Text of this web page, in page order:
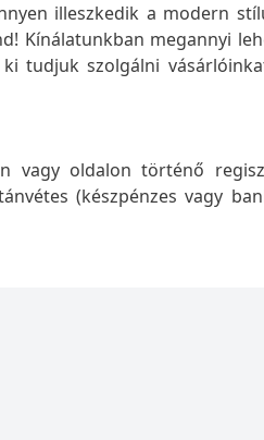
illeszkedik a modern
Kínálatunkban megannyi
tudjuk szolgálni
vagy oldalon történő
(készpénzes vagy